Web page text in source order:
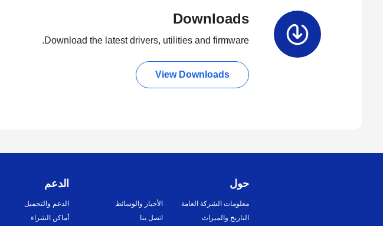
Downloads
Download the latest drivers, utilities and firmware.
View Downloads
حول
معلومات الشركة العامة
التاريخ والميراث
الأخبار والوسائط
اتصل بنا
الدعم
الدعم والتحميل
أماكن الشراء